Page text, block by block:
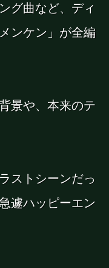
グ曲など、ディ
ンケン」が全編
景や、本来のテ
ストシーンだっ
遽ハッピーエン